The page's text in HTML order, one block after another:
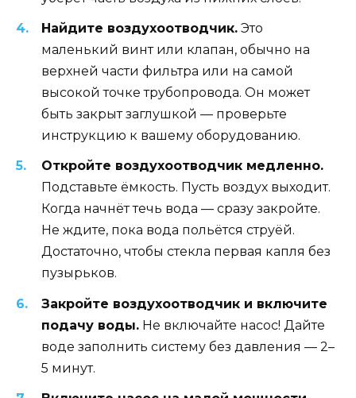
Найдите воздухоотводчик. Это
маленький винт или клапан, обычно на
верхней части фильтра или на самой
высокой точке трубопровода. Он может
быть закрыт заглушкой — проверьте
инструкцию к вашему оборудованию.
Откройте воздухоотводчик медленно.
Подставьте ёмкость. Пусть воздух выходит.
Когда начнёт течь вода — сразу закройте.
Не ждите, пока вода польётся струёй.
Достаточно, чтобы стекла первая капля без
пузырьков.
Закройте воздухоотводчик и включите
подачу воды. Не включайте насос! Дайте
воде заполнить систему без давления — 2–
5 минут.